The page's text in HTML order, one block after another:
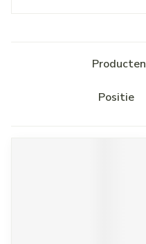
Producten
Sorteer op: